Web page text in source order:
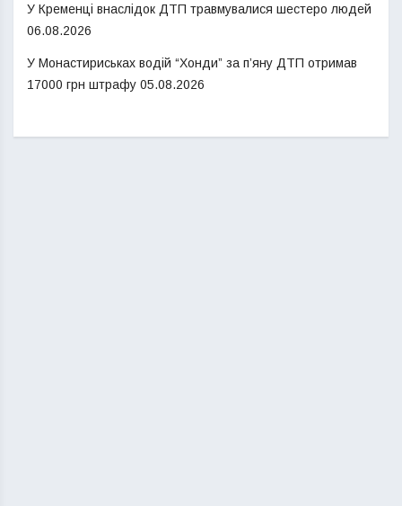
У Кременці внаслідок ДТП травмувалися шестеро людей
06.08.2026
У Монастириськах водій “Хонди” за п’яну ДТП отримав
17000 грн штрафу 05.08.2026